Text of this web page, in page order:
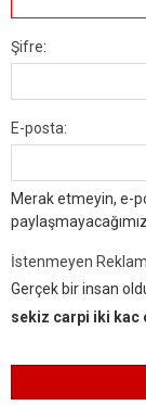
Şifre:
E-posta:
Merak etmeyin, e-
İstenmeyen
Gerçek bir insan
sekiz carpi iki kac